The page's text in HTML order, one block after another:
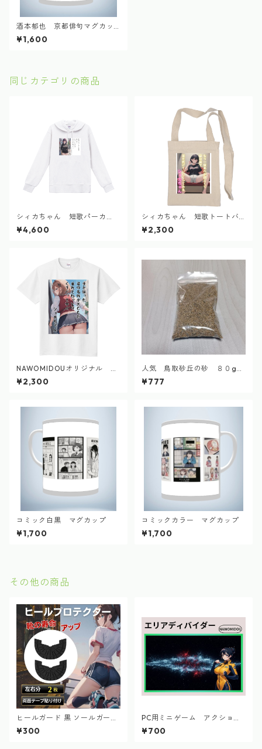
酒本郁也 京都俳句マグカッ
プ2
¥1,600
同じカテゴリの商品
シィカちゃん 短歌パーカ
ー 2024.9
¥4,600
シィカちゃん 短歌トートバ
ッグ 2024.9
¥2,300
NAWOMIDOUオリジナル シ
ィカちゃん 短歌Tシャツ 2
024.9
¥2,300
人気 鳥取砂丘の砂 ８０g
自然採集
¥777
コミック白黒 マグカップ
¥1,700
コミックカラー マグカップ
¥1,700
その他の商品
ヒールガード 黒 ソールガード
ヒールプロテクター スニーカ
ー 長持ち 修理
¥300
PC用ミニゲーム アクショ
ン エリアディバイダー
¥700